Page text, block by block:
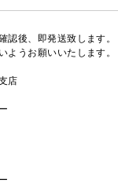
認後、即発送致します。
うお願いいたします。
店